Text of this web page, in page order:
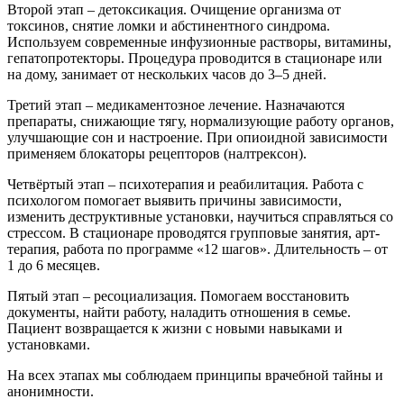
Второй этап – детоксикация. Очищение организма от
токсинов, снятие ломки и абстинентного синдрома.
Используем современные инфузионные растворы, витамины,
гепатопротекторы. Процедура проводится в стационаре или
на дому, занимает от нескольких часов до 3–5 дней.
Третий этап – медикаментозное лечение. Назначаются
препараты, снижающие тягу, нормализующие работу органов,
улучшающие сон и настроение. При опиоидной зависимости
применяем блокаторы рецепторов (налтрексон).
Четвёртый этап – психотерапия и реабилитация. Работа с
психологом помогает выявить причины зависимости,
изменить деструктивные установки, научиться справляться со
стрессом. В стационаре проводятся групповые занятия, арт-
терапия, работа по программе «12 шагов». Длительность – от
1 до 6 месяцев.
Пятый этап – ресоциализация. Помогаем восстановить
документы, найти работу, наладить отношения в семье.
Пациент возвращается к жизни с новыми навыками и
установками.
На всех этапах мы соблюдаем принципы врачебной тайны и
анонимности.